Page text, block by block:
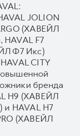
JOLION
(ХАВЕЙЛ
F7
Ф7 Икс)
CITY
бренда
H9 (ХАВЕЙЛ
HAVAL H7
(ХАВЕЙЛ